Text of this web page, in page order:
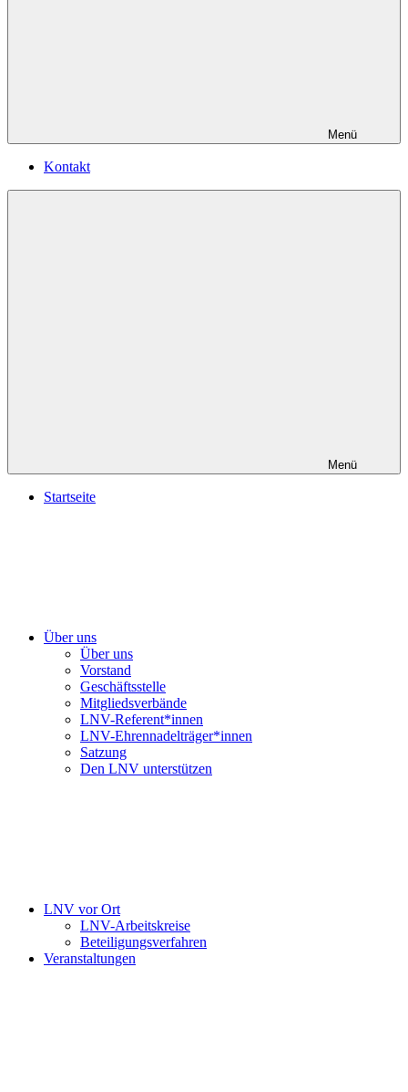
Menü
Kontakt
Menü
Startseite
Über uns
Über uns
Vorstand
Geschäftsstelle
Mitgliedsverbände
LNV-Referent*innen
LNV-Ehrennadelträger*innen
Satzung
Den LNV unterstützen
LNV vor Ort
LNV-Arbeitskreise
Beteiligungsverfahren
Veranstaltungen